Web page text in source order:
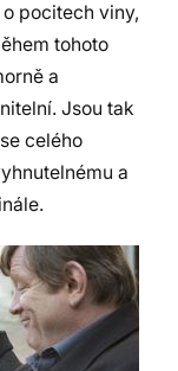
pocitech viny,
tohoto
a
Jsou tak
celého
a